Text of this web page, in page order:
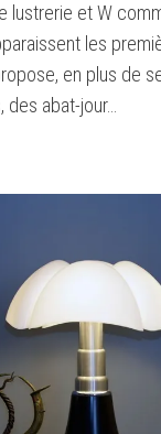
lustrerie et W
les
en plus de
des abat-jour…